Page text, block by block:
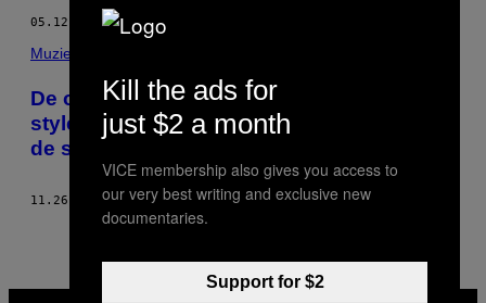
05.12.15 DOOR ASHLEY ZLATOPOLSKY
Muziek
De oprichter van Tresor wil een Berlijn-
style technoclub bouwen in Detroit. Heeft
de stad dat nodig?
11.26.14 DOOR ASHLEY ZLATOPOLSKY
Kill the ads for
just $2 a month
VICE membership also gives you access to
our very best writing and exclusive new
documentaries.
Support for $2